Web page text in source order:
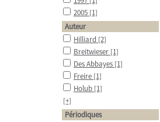
2005 [1]
Auteur
Hilliard [2]
Breitwieser [1]
Des Abbayes [1]
Freire [1]
Holub [1]
[+]
Périodiques